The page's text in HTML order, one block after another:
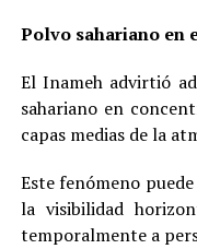
Polvo sahariano en
El Inameh advirtió
sahariano en
capas medias de la
Este fenómeno
la visibilidad
temporalmente a